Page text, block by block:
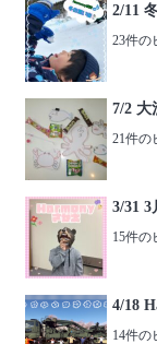
2/11
23件の
7/2 大
21件の
3/31 3
15件の
4/18
14件の